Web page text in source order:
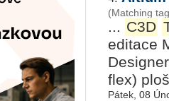
(Matching
... C3D
editace
flex)
Pátek, 08